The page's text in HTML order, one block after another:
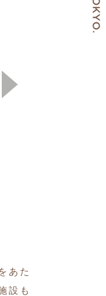
あた
設も